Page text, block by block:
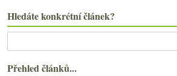
Hledáte konkrétní článek?
Přehled článků...